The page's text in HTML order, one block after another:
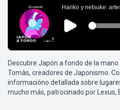
Descubre Japón a fondo de la
Tomàs, creadores de Japonismo.
informacióno detallada sobre
mucho más, patrocinado por Lexus,